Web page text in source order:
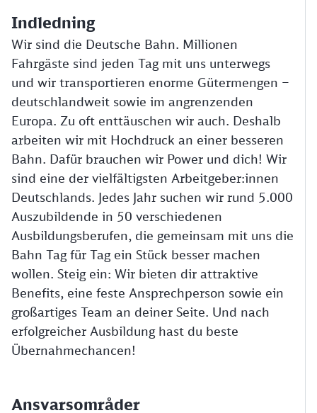
Indledning
Wir sind die Deutsche Bahn. Millionen
Fahrgäste sind jeden Tag mit uns unterwegs
und wir transportieren enorme Gütermengen –
deutschlandweit sowie im angrenzenden
Europa. Zu oft enttäuschen wir auch. Deshalb
arbeiten wir mit Hochdruck an einer besseren
Bahn. Dafür brauchen wir Power und dich! Wir
sind eine der vielfältigsten Arbeitgeber:innen
Deutschlands. Jedes Jahr suchen wir rund 5.000
Auszubildende in 50 verschiedenen
Ausbildungsberufen, die gemeinsam mit uns die
Bahn Tag für Tag ein Stück besser machen
wollen. Steig ein: Wir bieten dir attraktive
Benefits, eine feste Ansprechperson sowie ein
großartiges Team an deiner Seite. Und nach
erfolgreicher Ausbildung hast du beste
Übernahmechancen!
Ansvarsområder